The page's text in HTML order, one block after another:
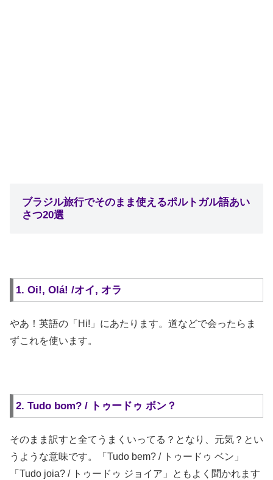
ブラジル旅行でそのまま使えるポルトガル語あい
さつ20選
1. Oi!, Olá! /オイ, オラ
やあ！英語の「Hi!」にあたります。道などで会ったらま
ずこれを使います。
2. Tudo bom? / トゥードゥ ボン？
そのまま訳すと全てうまくいってる？となり、元気？とい
うような意味です。「Tudo bem? / トゥードゥ ベン」
「Tudo joia? / トゥードゥ ジョイア」ともよく聞かれます